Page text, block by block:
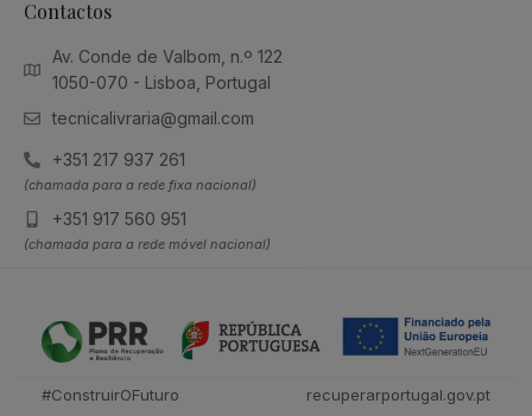
Contactos
Av. Conde de Valbom, n.º 122
1050-070 - Lisboa, Portugal
tecnicalivraria@gmail.com
+351 217 937 261
(chamada para a rede fixa nacional)
+351 917 560 951
(chamada para a rede móvel nacional)
#ConstruirOFuturo recuperarportugal.gov.pt